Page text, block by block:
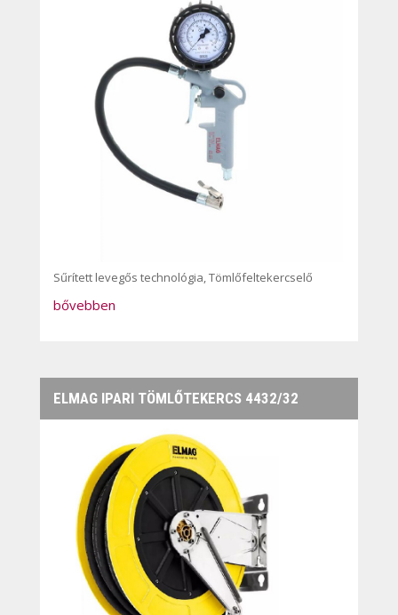
Sűrített levegős technológia,Tömlőfeltekercselő
bővebben
ELMAG IPARI TÖMLŐTEKERCS 4432/32